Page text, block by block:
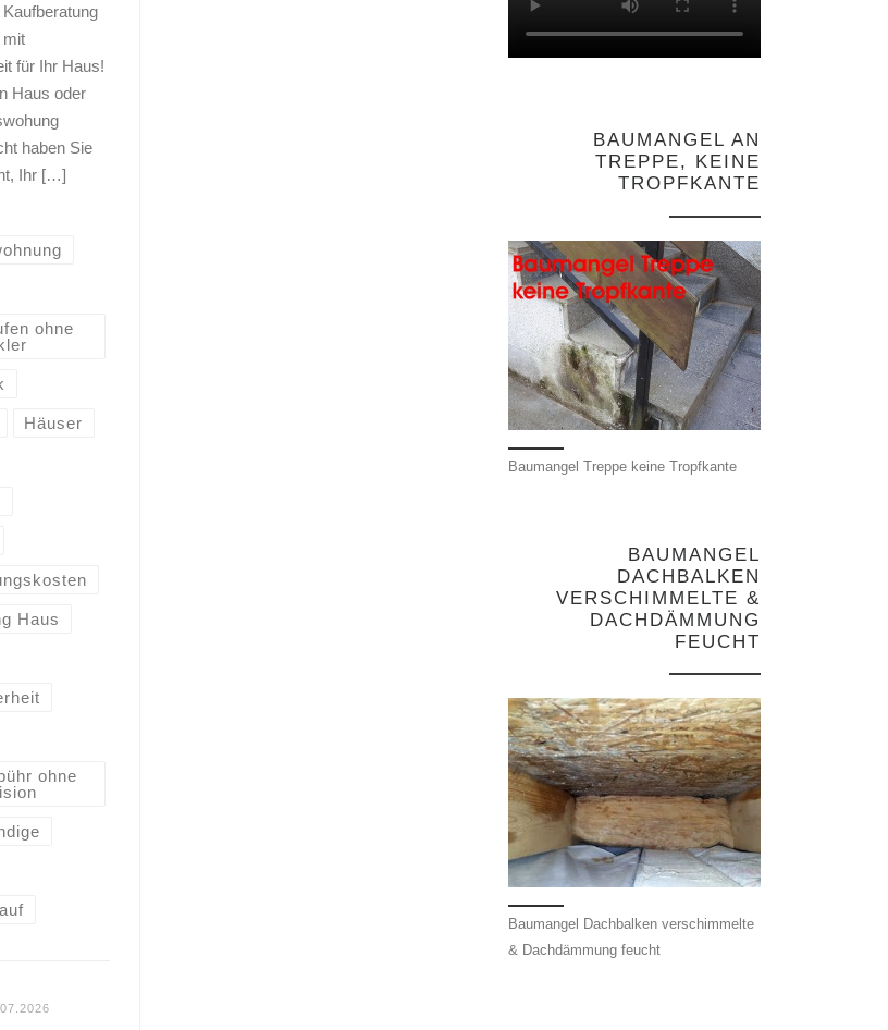
für Ihr Haus!
Haus oder
haben Sie
Ihr […]
ohne
Häuser
Haus
ohne
BAUMANGEL AN
TREPPE, KEINE
TROPFKANTE
Baumangel Treppe keine Tropfkante
BAUMANGEL
DACHBALKEN
VERSCHIMMELTE &
DACHDÄMMUNG
FEUCHT
Baumangel Dachbalken verschimmelte
& Dachdämmung feucht